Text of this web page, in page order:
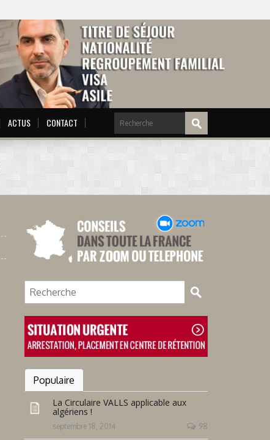
ACTUS CONTACT
Populaire
La Circulaire VALLS applicable aux
algériens !
septembre 18, 2014 98